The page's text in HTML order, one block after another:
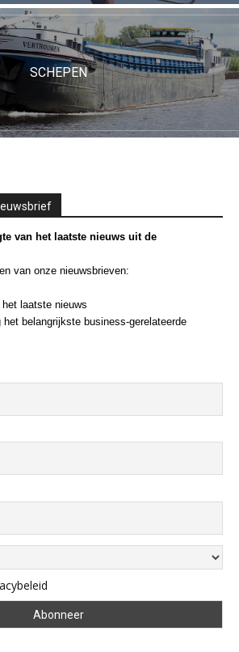
SCHEPEN
van het laatste nieuws uit de
van onze nieuwsbrieven:
laatste nieuws
het belangrijkste business-gerelateerde